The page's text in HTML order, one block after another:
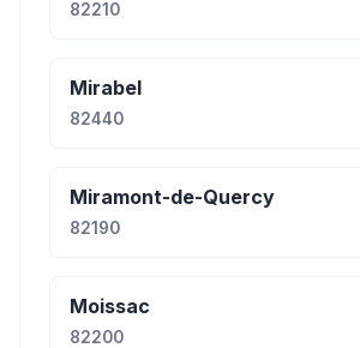
82210
Mirabel
82440
Miramont-de-Quercy
82190
Moissac
82200